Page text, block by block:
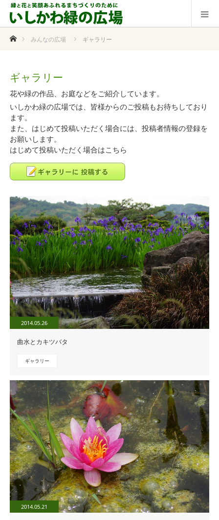
ホームみんなの広場 ギャラリー
ギャラリー
花や緑の作品、お庭などをご紹介しています。
いしかわ緑の広場では、皆様からのご投稿もお待ちしており
ます。
また、はじめて投稿いただく場合には、投稿者情報の登録を
お願いします。
はじめて投稿いただく場合はこちら
2014.05.26
曲水とカキツバタ
ギャラリー
2014.05.21